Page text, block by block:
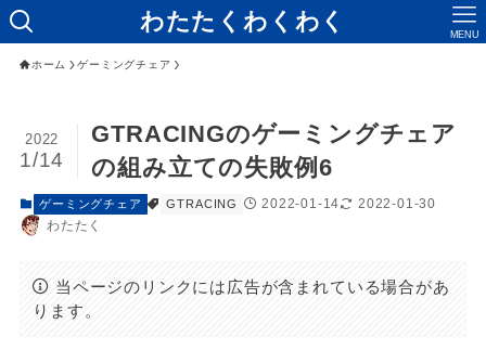
わたたくわくわく MENU
ホーム ゲーミングチェア
GTRACINGのゲーミングチェア
の組み立ての失敗例6
2022
1/14
ゲーミングチェア GTRACING 2022-01-14
2022-01-30
わたたく
当ページのリンクには広告が含まれている場合があ
ります。